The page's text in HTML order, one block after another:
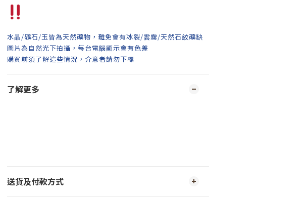
水晶/礦石/玉皆為天然礦物，難免會有冰裂/雲霧/天然石紋礦缺
圖片為自然光下拍攝，每台電腦顯示會有色差
購買前須了解這些情況，介意者請勿下標
了解更多
送貨及付款方式